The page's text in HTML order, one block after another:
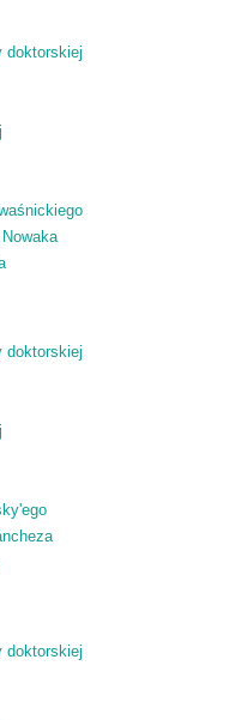
doktorskiej
doktorskiej
doktorskiej